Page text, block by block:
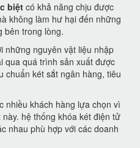
biệt có khả năng chịu được
không làm hư hại đến những
bên trong lòng.
những nguyên vật liệu nhập
qua quá trình sản xuất được
chuẩn két sắt ngân hàng, tiêu
nhiều khách hàng lựa chọn vì
hệ thống khóa két điện tử
nhau phù hợp với các doanh